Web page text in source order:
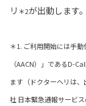
リ ＊2が出動します。
＊1. ご利用開始には手
（AACN）」であるD-
ます（ドクターヘリは
社 日本緊急通報サービ